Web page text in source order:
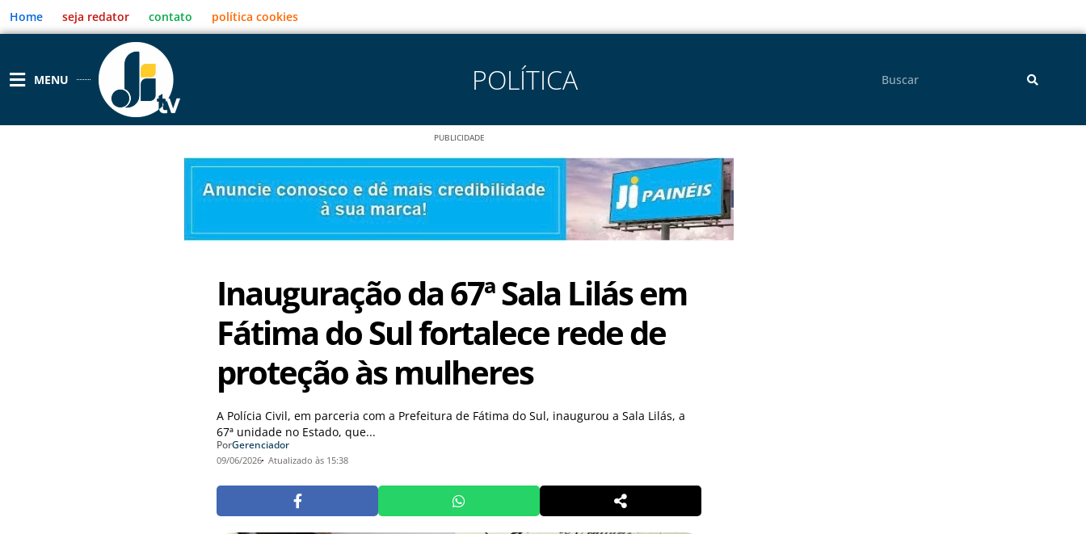
para
o
Home seja redator contato política cookies
MENU POLÍTICA
PUBLICIDADE
Inauguração da 67ª Sala Lilás em
Fátima do Sul fortalece rede de
proteção às mulheres
A Polícia Civil, em parceria com a Prefeitura de Fátima do Sul, inaugurou a Sala Lilás, a
67ª unidade no Estado, que...
PorGerenciador
09/06/2026 Atualizado às 15:38